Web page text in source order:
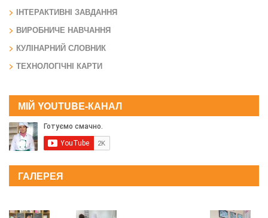
ІНТЕРАКТИВНІ ЗАВДАННЯ
ВИРОБНИЧЕ НАВЧАННЯ
КУЛІНАРНИЙ СЛОВНИК
ТЕХНОЛОГІЧНІ КАРТИ
МІЙ YOUTUBE-КАНАЛ
ГАЛЕРЕЯ